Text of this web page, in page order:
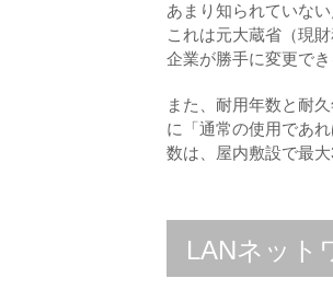
あまり知られていな
これは元大蔵省（現
企業が勝手に変更で
また、耐用年数と耐
に「通常の使用であ
数は、屋内敷設で最大
LANネット